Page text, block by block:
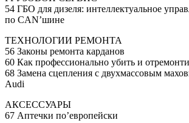
54 ГБО для дизеля: интеллектуальное
по CAN’шине
ТЕХНОЛОГИИ РЕМОНТА
56 Законы ремонта карданов
60 Как профессионально убить и
68 Замена сцепления с двухмассовым
Audi
АКСЕССУАРЫ
67 Аптечки по’европейски